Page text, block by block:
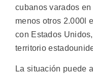
cubanos varados
menos otros 2.000l
con Estados
territorio
La situación puede